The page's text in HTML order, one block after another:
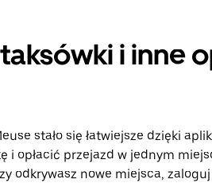
i inne
stało się łatwiejsze dzięki
i opłacić przejazd w jednym
odkrywasz nowe miejsca,